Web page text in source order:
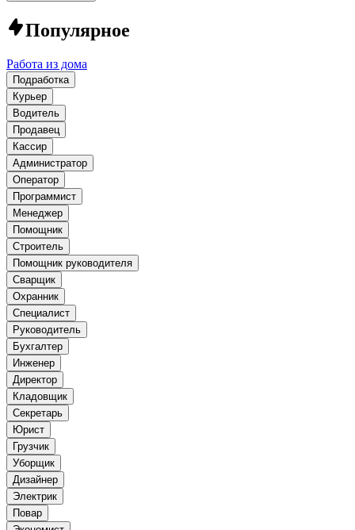
Популярное
Работа из дома
Подработка
Курьер
Водитель
Продавец
Кассир
Администратор
Оператор
Программист
Менеджер
Помощник
Строитель
Помощник руководителя
Сварщик
Охранник
Специалист
Руководитель
Бухгалтер
Инженер
Директор
Кладовщик
Секретарь
Юрист
Грузчик
Уборщик
Дизайнер
Электрик
Повар